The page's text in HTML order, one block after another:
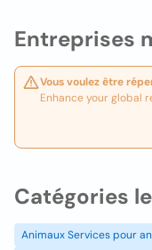
Entreprises
Vous voulez être
Enhance your global
Catégories
Animaux Services pour